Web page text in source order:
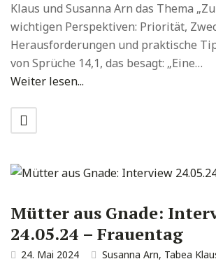
Klaus und Susanna Arn das Thema
wichtigen Perspektiven: Priorität,
Herausforderungen und praktische
von Sprüche 14,1, das besagt: „Eine…
Weiter lesen...
Mütter aus Gnade:
24.05.24 – Frauentag
24. Mai 2024 Susanna Arn, Tabea